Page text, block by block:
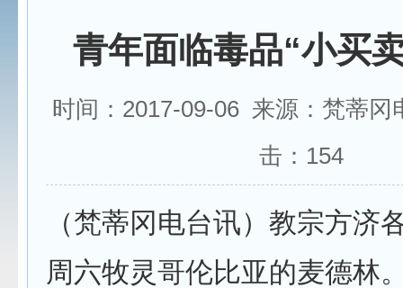
青年面临毒品“小买
时间：2017-09-06 来源：梵蒂
击： 154
（梵蒂冈电台讯）教宗方济
周六牧灵哥伦比亚的麦德林